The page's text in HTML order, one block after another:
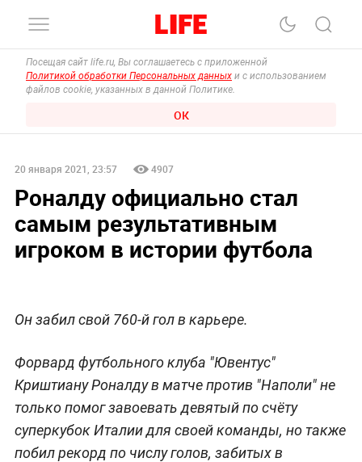
Посещая сайт life.ru, Вы соглашаетесь с приложенной
Политикой обработки Персональных данных и с использованием
файлов cookie, указанных в данной Политике.
ОК
20 января 2021, 23:57 4907
Роналду официально стал
самым результативным
игроком в истории футбола
Он забил свой 760-й гол в карьере.
Форвард футбольного клуба "Ювентус"
Криштиану Роналду в матче против "Наполи" не
только помог завоевать девятый по счёту
суперкубок Италии для своей команды, но также
побил рекорд по числу голов, забитых в